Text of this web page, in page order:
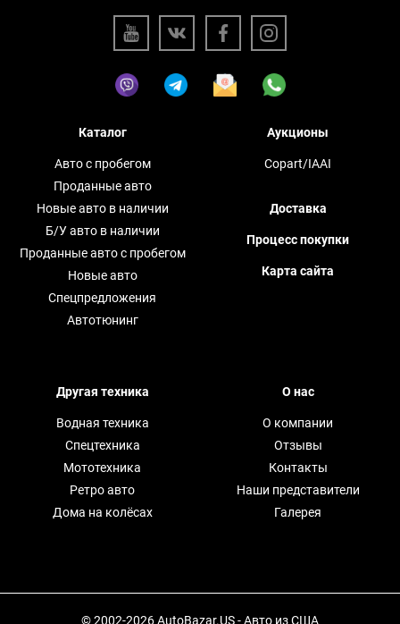
Каталог
Авто с пробегом
Проданные авто
Новые авто в наличии
Б/У авто в наличии
Проданные авто с пробегом
Новые авто
Спецпредложения
Автотюнинг
Аукционы
Copart/IAAI
Доставка
Процесс покупки
Карта сайта
Другая техника
Водная техника
Спецтехника
Мототехника
Ретро авто
Дома на колёсах
О нас
О компании
Отзывы
Контакты
Наши представители
Галерея
© 2002-2026 AutoBazar.US - Авто из США